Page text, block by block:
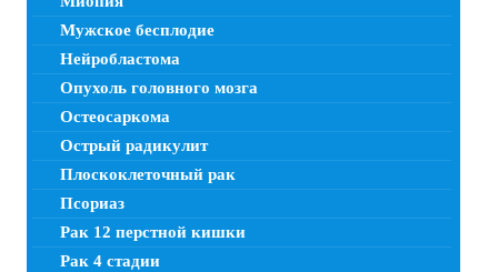
Мужское бесплодие
Нейробластома
Опухоль головного мозга
Остеосаркома
Острый радикулит
Плоскоклеточный рак
Псориаз
Рак 12 перстной кишки
Рак 4 стадии